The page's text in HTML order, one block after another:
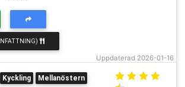
Uppdaterad 2026-01-16
Kyckling
Mellanöstern